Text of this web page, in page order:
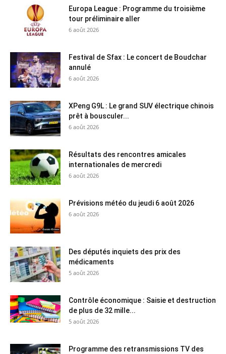
Europa League : Programme du troisième
tour préliminaire aller
6 août 2026
Festival de Sfax : Le concert de Boudchar
annulé
6 août 2026
XPeng G9L : Le grand SUV électrique chinois
prêt à bousculer...
6 août 2026
Résultats des rencontres amicales
internationales de mercredi
6 août 2026
Prévisions météo du jeudi 6 août 2026
6 août 2026
Des députés inquiets des prix des
médicaments
5 août 2026
Contrôle économique : Saisie et destruction
de plus de 32 mille...
5 août 2026
Programme des retransmissions TV des